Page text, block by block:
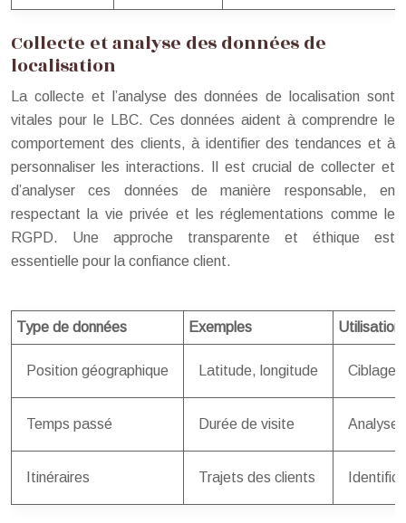
Collecte et analyse des données de
localisation
La collecte et l’analyse des données de localisation sont
vitales pour le LBC. Ces données aident à comprendre le
comportement des clients, à identifier des tendances et à
personnaliser les interactions. Il est crucial de collecter et
d’analyser ces données de manière responsable, en
respectant la vie privée et les réglementations comme le
RGPD. Une approche transparente et éthique est
essentielle pour la confiance client.
Type de données Exemples
Position géographique Latitude, longitude Ciblage
Temps passé Durée de visite Analyse
Itinéraires Trajets des clients